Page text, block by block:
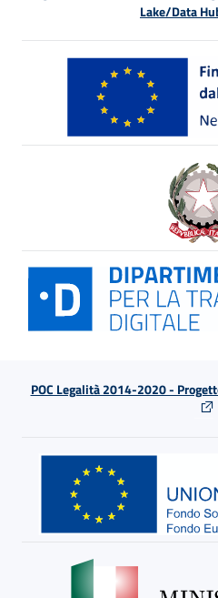
Lake/Data
POC Legalità 2014-2020 -